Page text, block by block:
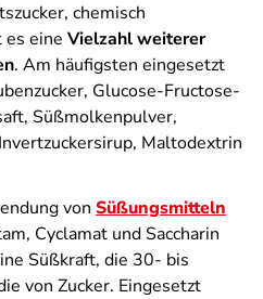
chemisch
es eine Vielzahl weiterer
. Am häufigsten eingesetzt
Glucose-Fructose-
Süßmolkenpulver,
Maltodextrin
von Süßungsmitteln
Cyclamat und Saccharin
Süßkraft, die 30- bis
von Zucker. Eingesetzt